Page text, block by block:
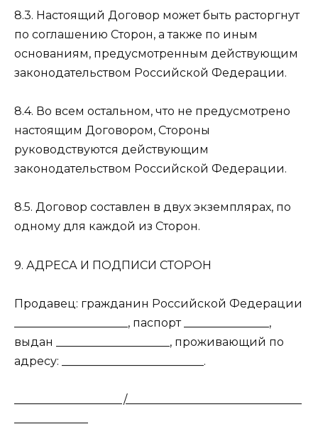
8.3. Настоящий Договор может быть расторгнут
по соглашению Сторон, а также по иным
основаниям, предусмотренным действующим
законодательством Российской Федерации.
8.4. Во всем остальном, что не предусмотрено
настоящим Договором, Стороны
руководствуются действующим
законодательством Российской Федерации.
8.5. Договор составлен в двух экземплярах, по
одному для каждой из Сторон.
9. АДРЕСА И ПОДПИСИ СТОРОН
Продавец: гражданин Российской Федерации
____________________, паспорт _______________,
выдан ____________________, проживающий по
адресу: _________________________.
___________________/_______________________________